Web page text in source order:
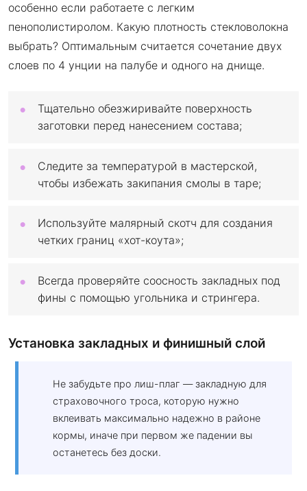
особенно если работаете с легким
пенополистиролом. Какую плотность стекловолокна
выбрать? Оптимальным считается сочетание двух
слоев по 4 унции на палубе и одного на днище.
Тщательно обезжиривайте поверхность
заготовки перед нанесением состава;
Следите за температурой в мастерской,
чтобы избежать закипания смолы в таре;
Используйте малярный скотч для создания
четких границ «хот-коута»;
Всегда проверяйте соосность закладных под
фины с помощью угольника и стрингера.
Установка закладных и финишный слой
Не забудьте про лиш-плаг — закладную для
страховочного троса, которую нужно
вклеивать максимально надежно в районе
кормы, иначе при первом же падении вы
останетесь без доски.